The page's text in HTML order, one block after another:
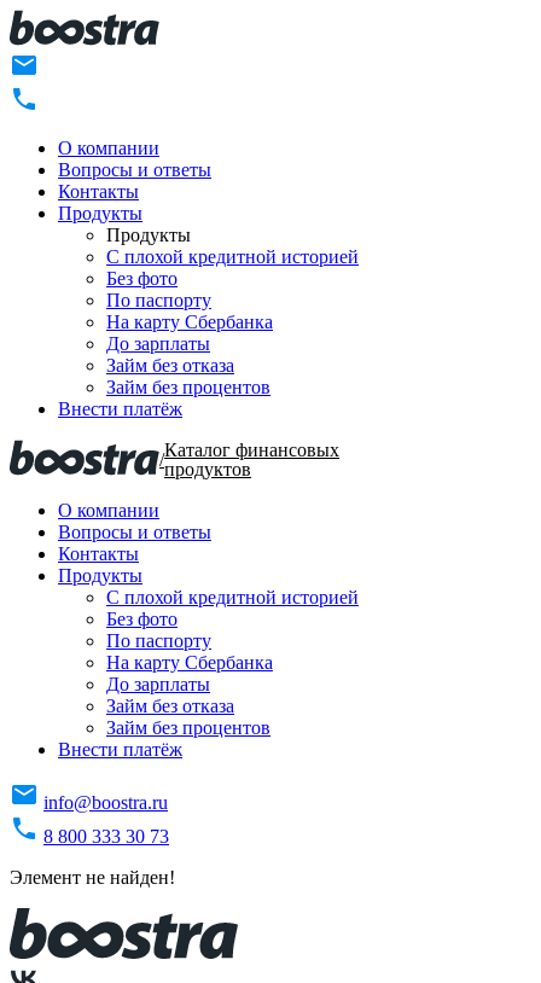
О компании
Вопросы и ответы
Контакты
Продукты
Продукты
C плохой кредитной историей
Без фото
По паспорту
На карту Сбербанка
До зарплаты
Займ без отказа
Займ без процентов
Внести платёж
/Каталог финансовых
продуктов
О компании
Вопросы и ответы
Контакты
Продукты
C плохой кредитной историей
Без фото
По паспорту
На карту Сбербанка
До зарплаты
Займ без отказа
Займ без процентов
Внести платёж
info@boostra.ru
8 800 333 30 73
Элемент не найден!